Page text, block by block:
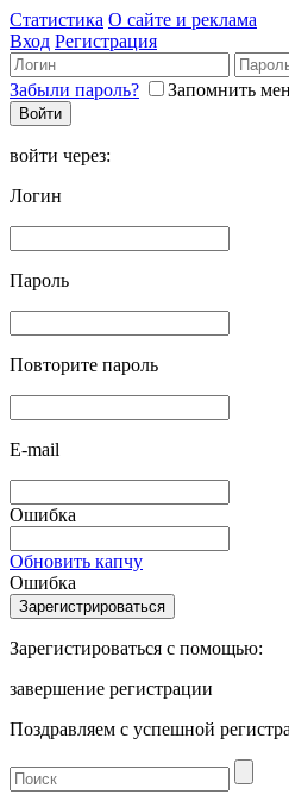
Статистика О сайте и реклама
Вход Регистрация
Забыли пароль? Запомнить
войти через:
Логин
Пароль
Повторите пароль
E-mail
Ошибка
Обновить капчу
Ошибка
Зарегистироваться с помощью:
завершение регистрации
Поздравляем с успешной